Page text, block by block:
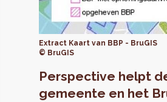
Extract Kaart van BBP - BruGIS
© BruGIS
Perspective helpt
gemeente en het